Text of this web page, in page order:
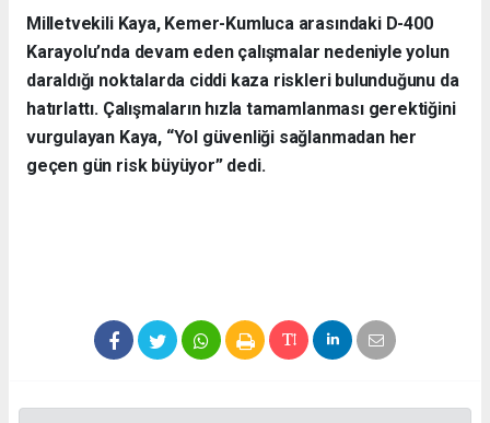
Milletvekili Kaya, Kemer-Kumluca arasındaki D-400
Karayolu’nda devam eden çalışmalar nedeniyle yolun
daraldığı noktalarda ciddi kaza riskleri bulunduğunu da
hatırlattı. Çalışmaların hızla tamamlanması gerektiğini
vurgulayan Kaya, “Yol güvenliği sağlanmadan her
geçen gün risk büyüyor” dedi.